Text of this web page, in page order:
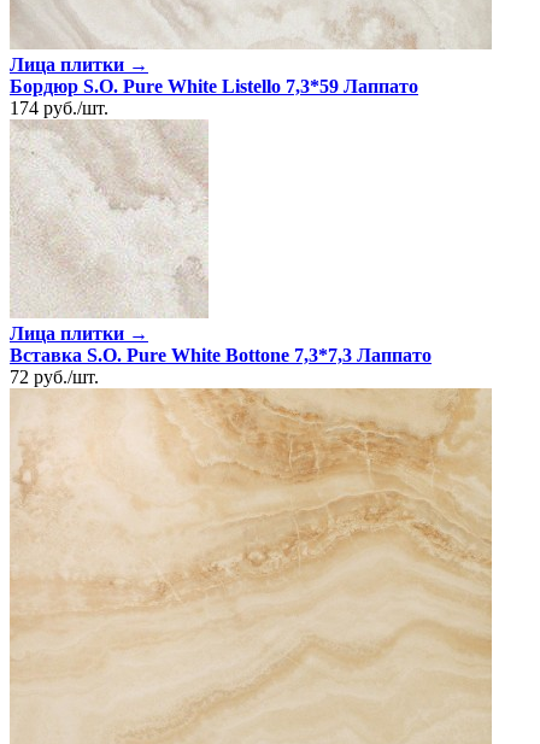
Лица плитки →
Бордюр S.O. Pure White Listello 7,3*59 Лаппато
174 руб./шт.
Лица плитки →
Вставка S.O. Pure White Bottone 7,3*7,3 Лаппато
72 руб./шт.